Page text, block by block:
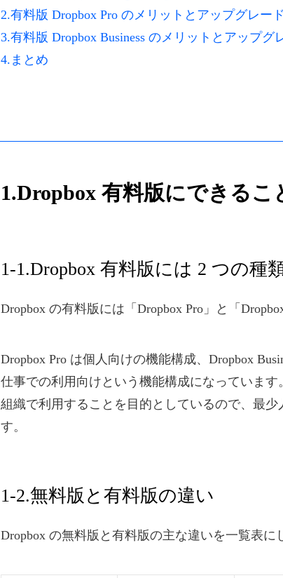
2.有料版 Dropbox Pro のメリットとアップグレー
3.有料版 Dropbox Business のメリットとアップグ
4.まとめ
1.Dropbox 有料版にできるこ
1-1.Dropbox 有料版には 2 つの種
Dropbox の有料版には「Dropbox Pro」と「
Dropbox Pro は個人向けの機能構成、Dropbox
仕事での利用向けという機能構成になっています
組織で利用することを目的としているので、最少
す。
1-2.無料版と有料版の違い
Dropbox の無料版と有料版の主な違いを一覧表に